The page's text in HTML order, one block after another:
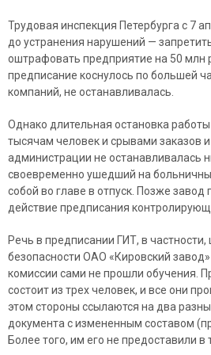
Трудовая инспекция Петербурга с 7
до устранения нарушений —
оштрафовать предприятие на 50 млн
предписание коснулось по большей
компаний, не останавливалась.
Однако длительная остановка
тысячам человек и срывами заказов
администрации не останавливалась
своевременно ушедший на
собой во главе в отпуск. Позже
действие предписания
Речь в предписании ГИТ, в
безопасности ОАО «Кировский
комиссии сами не прошли обучения.
состоит из трех человек, и все они
этом стороны ссылаются на два
документа с измененным составом
Более того, им его не предоставили